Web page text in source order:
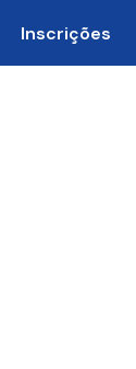
Inscrições